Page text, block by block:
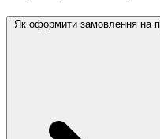
Як оформити замовлення на